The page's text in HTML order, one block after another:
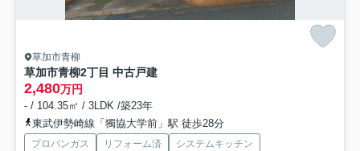
草加市青柳
草加市青柳2丁目 中古戸建
2,480万円
- / 104.35㎡ / 3LDK /築23年
東武伊勢崎線「獨協大学前」駅 徒歩28分
プロパンガス リフォーム済
システムキッチン